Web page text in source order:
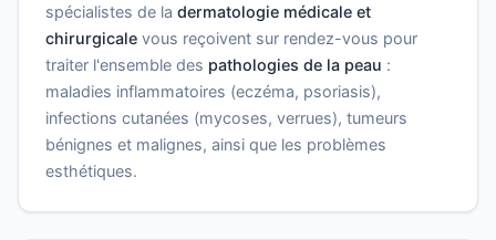
spécialistes de la dermatologie médicale et
chirurgicale vous reçoivent sur rendez-vous pour
traiter l'ensemble des pathologies de la peau :
maladies inflammatoires (eczéma, psoriasis),
infections cutanées (mycoses, verrues), tumeurs
bénignes et malignes, ainsi que les problèmes
esthétiques.